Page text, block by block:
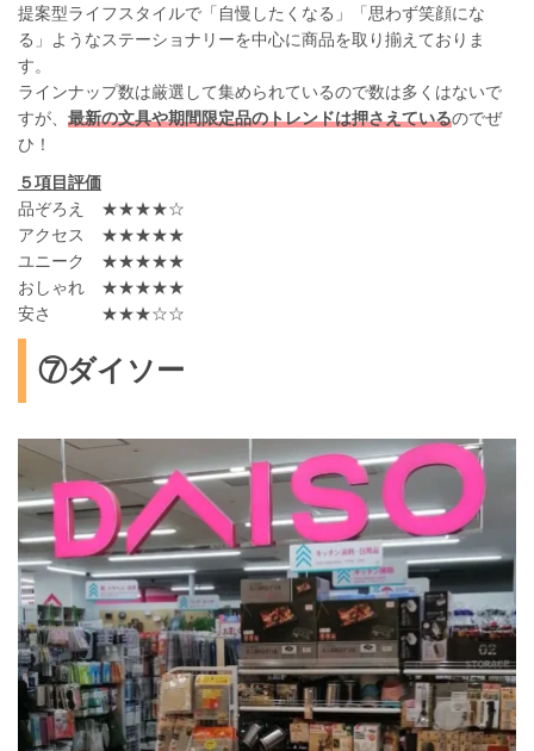
提案型ライフスタイルで「自慢したくなる」「思わず笑顔にな
る」ようなステーショナリーを中心に商品を取り揃えておりま
す。
ラインナップ数は厳選して集められているので数は多くはないで
すが、 最新の文具や期間限定品のトレンドは押さえているのでぜ
ひ！
５項目評価
品ぞろえ ★★★★☆
アクセス ★★★★★
ユニーク ★★★★★
おしゃれ ★★★★★
安さ ★★★☆☆
⑦ダイソー